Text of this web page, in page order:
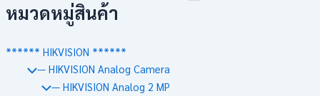
หมวดหมู่สินค้า
****** HIKVISION ******
— HIKVISION Analog Camera
— HIKVISION Analog 2 MP